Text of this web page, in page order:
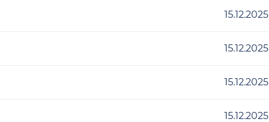
15.12.2025
15.12.2025
15.12.2025
15.12.2025